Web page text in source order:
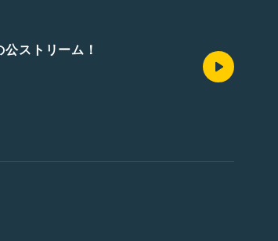
ストリーム！